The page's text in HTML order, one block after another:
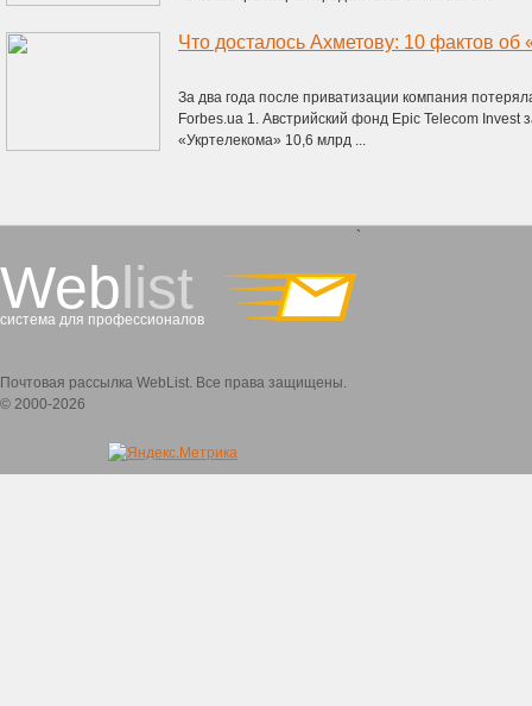
Что досталось Ахметову: 10 фактов об
За два года после приватизации компания
Forbes.ua 1. Австрийский фонд Epic Telecom Invest
«Укртелекома» 10,6 млрд ...
Weblist
система для профессионалов
`
Почтовая рассылка WebList. Все права защищены.
© 2000-2026